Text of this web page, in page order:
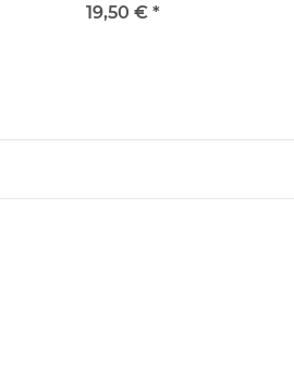
"Roland" 232 x 152 x 240
19,50 € *